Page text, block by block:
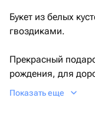
Букет из белых
гвоздиками.
Прекрасный
рождения, для
после долгого
Показать еще